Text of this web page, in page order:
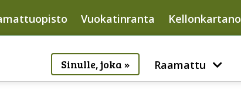
Vuokatinranta Kellonkartano
Sinulle, joka » Raamattu